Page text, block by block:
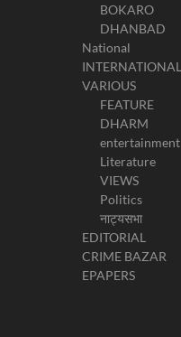
BOKARO
DHANBAD
National
INTERNATIONAL
VARIOUS
FEATURE
DHARM
entertainment
Literature
VIEWS
Politics
नाट्यसभा
EDITORIAL
CRIME BAZAR
EPAPERS